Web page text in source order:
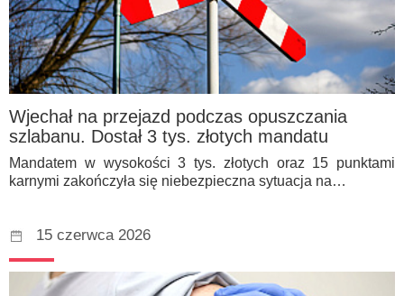
Wjechał na przejazd podczas opuszczania
szlabanu. Dostał 3 tys. złotych mandatu
Mandatem w wysokości 3 tys. złotych oraz 15 punktami
karnymi zakończyła się niebezpieczna sytuacja na…
15 czerwca 2026